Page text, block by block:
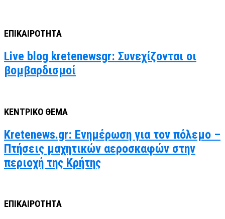
ΕΠΙΚΑΙΡΟΤΗΤΑ
Live blog kretenewsgr: Συνεχίζονται οι
βομβαρδισμοί
ΚΕΝΤΡΙΚΟ ΘΕΜΑ
Kretenews.gr: Ενημέρωση για τον πόλεμο –
Πτήσεις μαχητικών αεροσκαφών στην
περιοχή της Κρήτης
ΕΠΙΚΑΙΡΟΤΗΤΑ